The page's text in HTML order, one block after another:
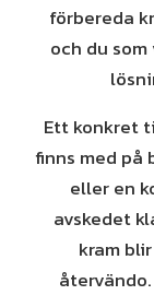
förbereda
och du
Ett konkret
finns med
eller en
avskedet
kram